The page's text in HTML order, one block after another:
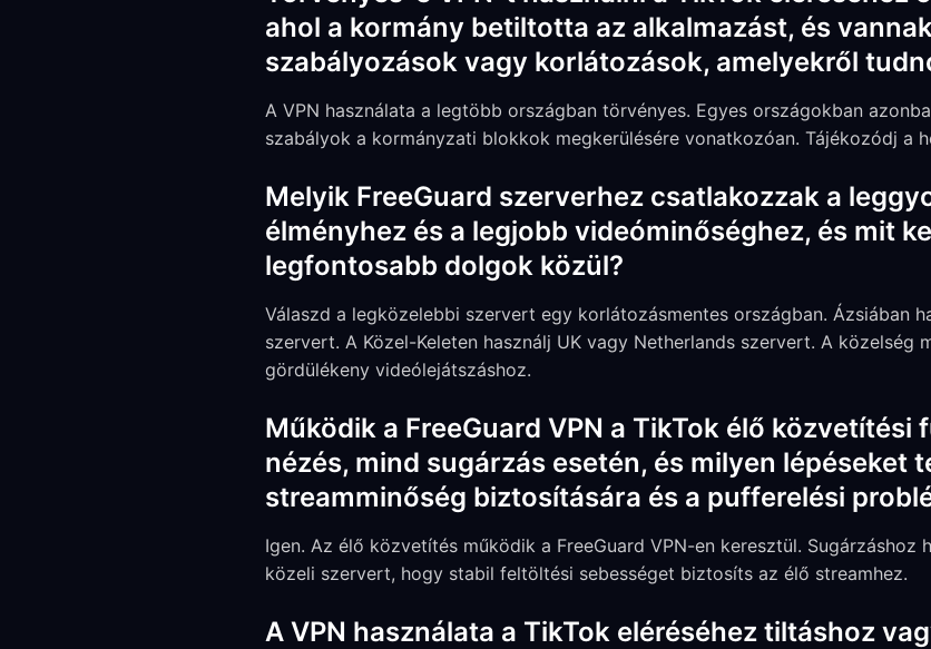
ahol a kormány betiltotta az alkalmazást, és
szabályozások vagy korlátozások, amelyekről
A VPN használata a legtöbb országban törvényes. Egyes országokban
szabályok a kormányzati blokkok megkerülésére vonatkozóan. Tájékozódj a
Melyik FreeGuard szerverhez csatlakozzak a
élményhez és a legjobb videóminőséghez, és mit
legfontosabb dolgok közül?
Válaszd a legközelebbi szervert egy korlátozásmentes országban. Ázsiában
szervert. A Közel-Keleten használj UK vagy Netherlands szervert. A közelség
gördülékeny videólejátszáshoz.
Működik a FreeGuard VPN a TikTok élő közvetítési
nézés, mind sugárzás esetén, és milyen lépéseket
streamminőség biztosítására és a pufferelési
Igen. Az élő közvetítés működik a FreeGuard VPN-en keresztül.
közeli szervert, hogy stabil feltöltési sebességet biztosíts az élő streamhez.
A VPN használata a TikTok eléréséhez tiltáshoz